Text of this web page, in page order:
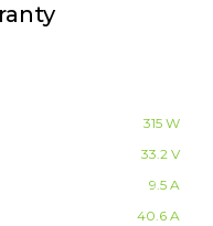
315 W
33.2 V
9.5 A
40.6 A